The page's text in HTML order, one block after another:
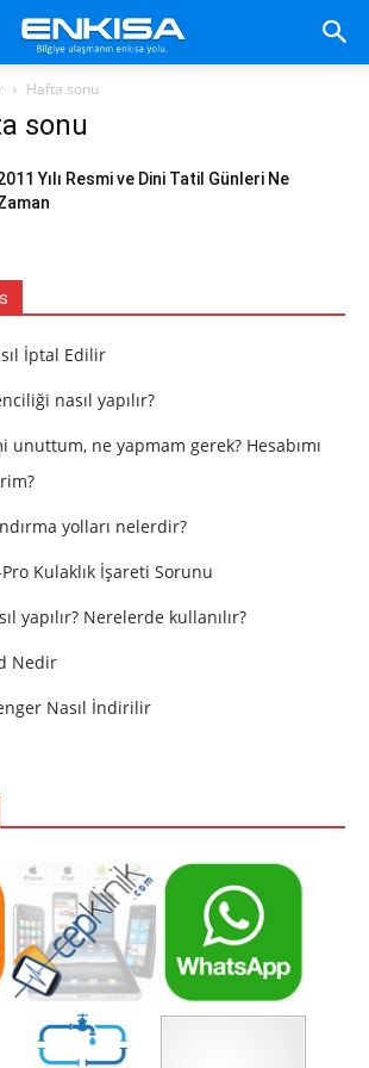
Hafta sonu
sonu
Yılı Resmi ve Dini Tatil Günleri Ne
İptal Edilir
nasıl yapılır?
unuttum, ne yapmam gerek? Hesabımı
yolları nelerdir?
Kulaklık İşareti Sorunu
yapılır? Nerelerde kullanılır?
Nedir
Nasıl İndirilir